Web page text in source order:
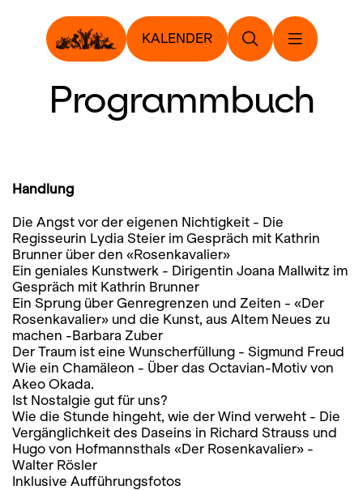
KALENDER
Programmbuch
Handlung
Die Angst vor der eigenen Nichtigkeit - Die
Regisseurin Lydia Steier im Gespräch mit Kathrin
Brunner über den «Rosenkavalier»
Ein geniales Kunstwerk - Dirigentin Joana Mallwitz im
Gespräch mit Kathrin Brunner
Ein Sprung über Genregrenzen und Zeiten - «Der
Rosenkavalier» und die Kunst, aus Altem Neues zu
machen -Barbara Zuber
Der Traum ist eine Wunscherfüllung - Sigmund Freud
Wie ein Chamäleon - Über das Octavian-Motiv von
Akeo Okada.
Ist Nostalgie gut für uns?
Wie die Stunde hingeht, wie der Wind verweht - Die
Vergänglichkeit des Daseins in Richard Strauss und
Hugo von Hofmannsthals «Der Rosenkavalier» -
Walter Rösler
Inklusive Aufführungsfotos